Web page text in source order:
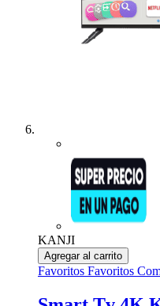
KANJI
Agregar al carrito
Favoritos Favoritos